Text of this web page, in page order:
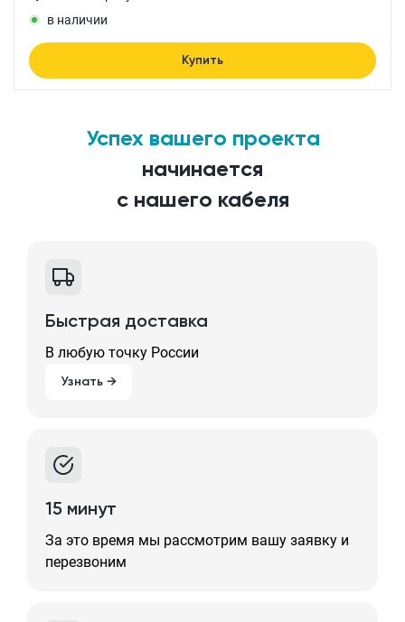
в наличии
Купить
Успех вашего проекта
начинается
с нашего кабеля
Быстрая доставка
В любую точку России
Узнать →
15 минут
За это время мы рассмотрим вашу заявку и
перезвоним